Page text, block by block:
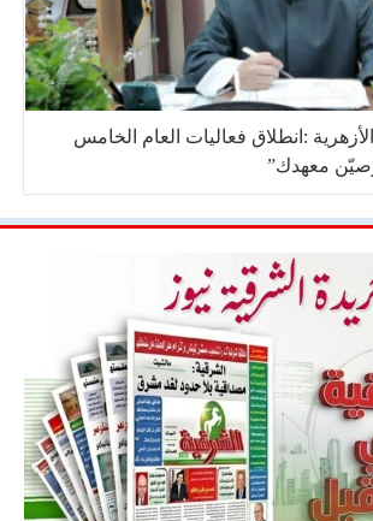
:انطلاق فعاليات العام الخامس
معهدك”